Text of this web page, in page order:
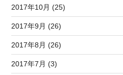
2017年10月 (25)
2017年9月 (26)
2017年8月 (26)
2017年7月 (3)